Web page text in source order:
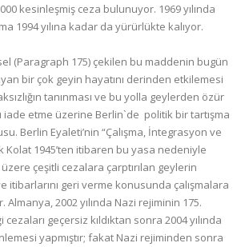
kesinleşmiş ceza bulunuyor. 1969 yılında
1994 yılına kadar da yürürlükte kalıyor.
(Paragraph 175) çekilen bu maddenin bugün
bir çok geyin hayatını derinden etkilemesi
tanınması ve bu yolla geylerden özür
iade etme üzerine Berlin`de politik bir tartışma
Berlin Eyaleti’nin “Çalışma, İntegrasyon ve
Kolat 1945’ten itibaren bu yasa nedeniyle
çeşitli cezalara çarptırılan geylerin
itibarlarını geri verme konusunda çalışmalara
Almanya, 2002 yılında Nazi rejiminin 175.
geçersiz kıldıktan sonra 2004 yılında
yapmıştır; fakat Nazi rejiminden sonra